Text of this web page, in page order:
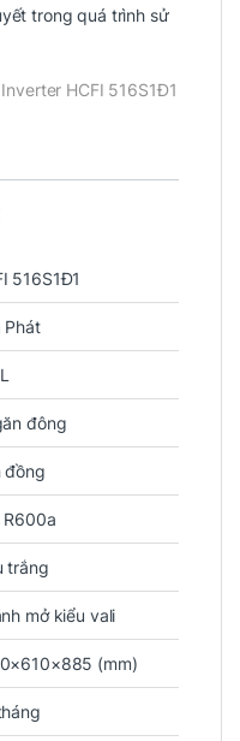
trong quá trình sử
516S1Đ1
Phát
đông
đồng
R600a
trắng
mở kiểu vali
(mm)